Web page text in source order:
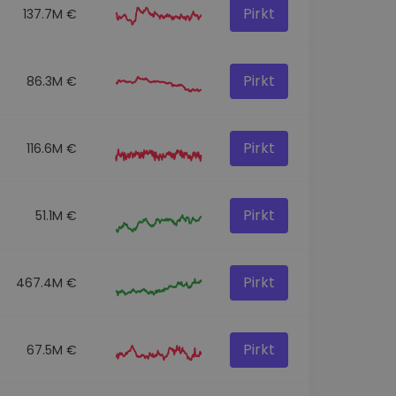
137.7M € Pirkt
86.3M € Pirkt
116.6M € Pirkt
51.1M € Pirkt
467.4M € Pirkt
67.5M € Pirkt